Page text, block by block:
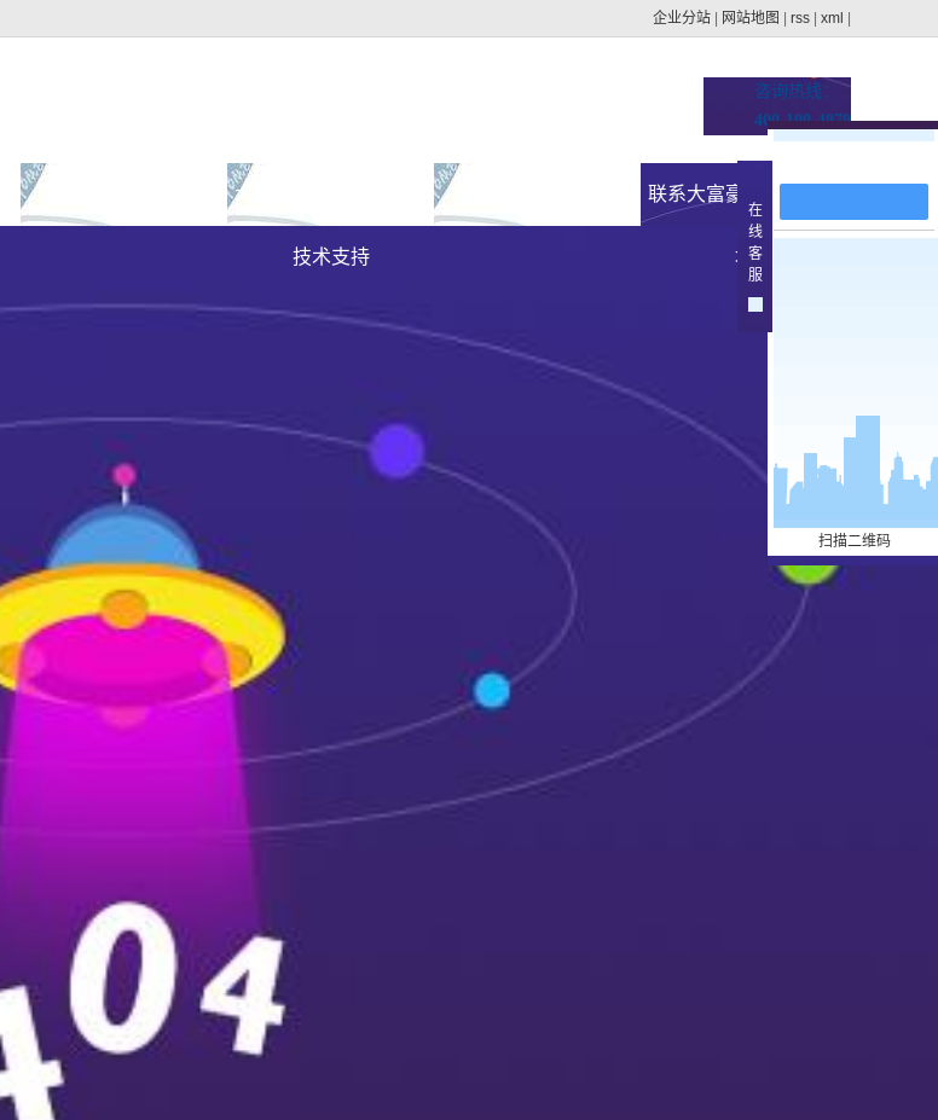
企业分站 网站地图 rss xml
咨询热线：
400-100-4879
大富豪官方下载地址的
技术支持
联系大富豪官方下载地
址
在
线
客
服
扫描二维码